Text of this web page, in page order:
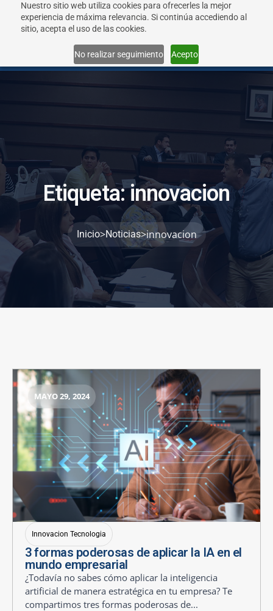
Nuestro sitio web utiliza cookies para ofrecerles la mejor
experiencia de máxima relevancia. Si continúa accediendo al
sitio, acepta el uso de las cookies.
No realizar seguimiento Acepto
Etiqueta:innovacion
Inicio>Noticias>innovacion
MAYO 29, 2024
Innovacion Tecnologia
3 formas poderosas de aplicar la IA en el
mundo empresarial
¿Todavía no sabes cómo aplicar la inteligencia
artificial de manera estratégica en tu empresa? Te
compartimos tres formas poderosas de...